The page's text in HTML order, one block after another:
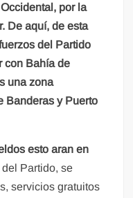
por la
De aquí, de esta
del Partido
con Bahía de
una zona
Banderas y Puerto
esto aran en
Partido, se
servicios gratuitos